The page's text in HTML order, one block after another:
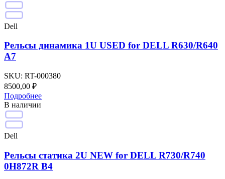
Dell
Рельсы динамика 1U USED for DELL R630/R640
А7
SKU: RT-000380
8500,00 ₽
Подробнее
В наличии
Dell
Рельсы cтатика 2U NEW for DELL R730/R740
0H872R В4